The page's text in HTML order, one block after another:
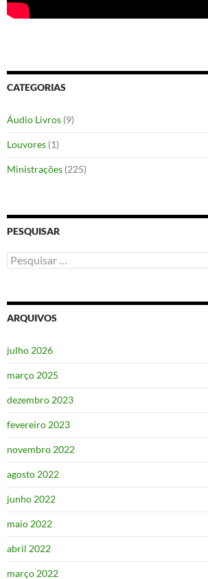
CATEGORIAS
Áudio Livros (9)
Louvores (1)
Ministrações (225)
PESQUISAR
Pesquisar
por:
ARQUIVOS
julho 2026
março 2025
dezembro 2023
fevereiro 2023
novembro 2022
agosto 2022
junho 2022
maio 2022
abril 2022
março 2022